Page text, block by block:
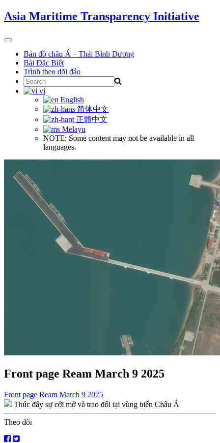
Skip
to
Asia Maritime Transparency Initiative
Toggle
navigationBản đồ châu Á – Thái Bình Dương
Bài Đặc Biệt
Trình theo dõi đảo
Search
for:
vi
English
简体中文
正體中文
Melayu
NOTE: Some content may not be available in all
languages.
Front page Ream March 9 2025
Điều
hướng
bài
viết
Front page Ream March 9 2025
Thúc đẩy sự cởi mở và trao đổi tại vùng biển Châu Á
Theo dõi